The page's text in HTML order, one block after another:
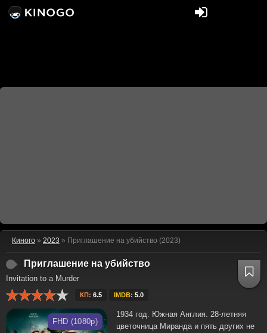
Киного » 2023 » Приглашение на убийство (2023)
Приглашение на убийство
Invitation to a Murder
КП: 6.5 IMDB: 5.0
FHD (1080p)
1934 год. Южная Англия. 28-летняя
цветочница Миранда и пять других не